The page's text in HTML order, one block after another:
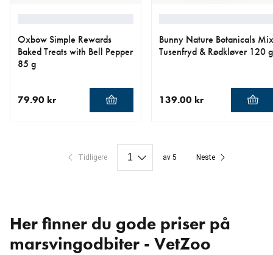
Oxbow Simple Rewards
Baked Treats with Bell Pepper
85 g
79.90 kr
Bunny Nature Botanicals Mix
Tusenfryd & Rødkløver 120 g
139.00 kr
Tidligere av 5 Neste
Her finner du gode priser på
marsvingodbiter - VetZoo